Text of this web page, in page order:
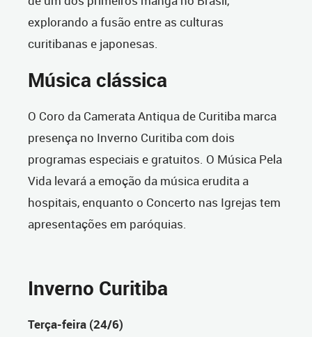
explorando a fusão entre as culturas
curitibanas e japonesas.
Música clássica
O Coro da Camerata Antiqua de Curitiba marca
presença no Inverno Curitiba com dois
programas especiais e gratuitos. O Música Pela
Vida levará a emoção da música erudita a
hospitais, enquanto o Concerto nas Igrejas tem
apresentações em paróquias.
Inverno Curitiba
Terça-feira (24/6)